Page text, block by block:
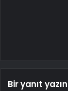
Bir yanıt yazın